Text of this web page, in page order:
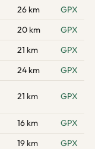
26 km
GPX
20 km
GPX
21 km
GPX
24 km
GPX
21 km GPX
16 km
GPX
19 km
GPX